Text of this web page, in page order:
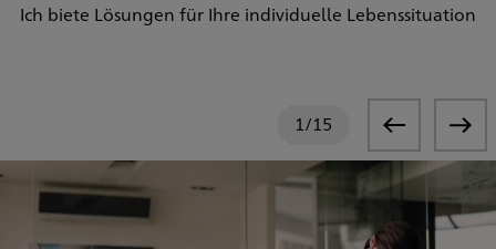
Ich biete Lösungen für Ihre individuelle Lebenssituation
1/15